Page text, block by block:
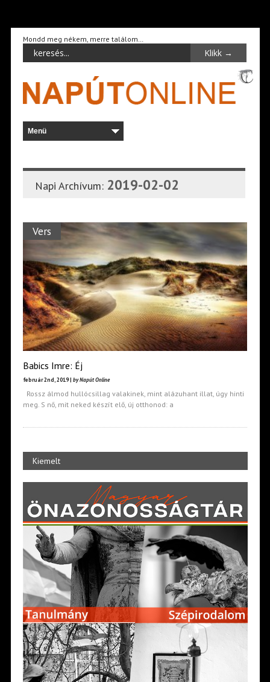
Mondd meg nékem, merre találom…
Napi Archívum: 2019-02-02
Vers
Babics Imre: Éj
február 2nd, 2019 | by Napút Online
Rossz álmod hullócsillag valakinek, mint alázuhant illat, úgy hinti
meg. S nő, mit neked készít elő, új otthonod: a
Kiemelt